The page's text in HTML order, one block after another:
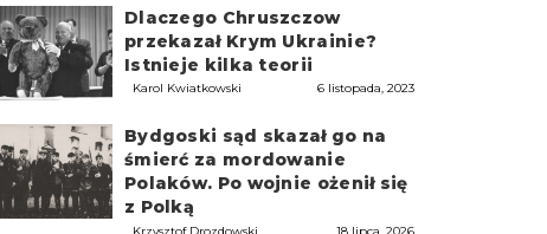
Dlaczego Chruszczow
przekazał Krym Ukrainie?
Istnieje kilka teorii
Karol Kwiatkowski 6 listopada, 2023
Bydgoski sąd skazał go na
śmierć za mordowanie
Polaków. Po wojnie ożenił się
z Polką
Krzysztof Drozdowski 18 lipca, 2026